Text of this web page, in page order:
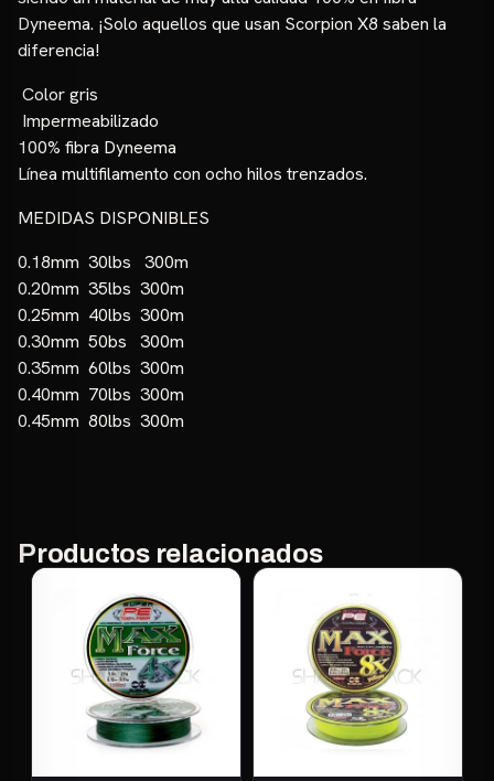
Dyneema. ¡Solo aquellos que usan Scorpion X8 saben la
diferencia!
Color gris
Impermeabilizado
100% fibra Dyneema
Línea multifilamento con ocho hilos trenzados.
MEDIDAS DISPONIBLES
0.18mm 30lbs 300m
0.20mm 35lbs 300m
0.25mm 40lbs 300m
0.30mm 50bs 300m
0.35mm 60lbs 300m
0.40mm 70lbs 300m
0.45mm 80lbs 300m
Productos relacionados